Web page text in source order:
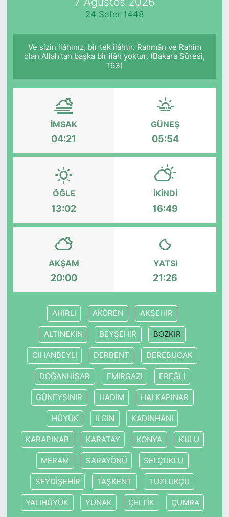
24 Safer 1448
Ve sizin ilâhınız, bir tek ilâhtır. Rahmân ve Rahîm
olan Allah'tan başka bir ilâh yoktur. (Bakara Sûresi,
163)
İMSAK
04:21
GÜNEŞ
05:54
ÖĞLE
13:02
İKINDI
16:49
AKŞAM
20:00
YATSI
21:26
AHIRLI AKÖREN AKŞEHİR
ALTINEKİN BEYŞEHİR BOZKIR
CİHANBEYLİ DERBENT DEREBUCAK
DOĞANHİSAR EMİRGAZİ EREĞLİ
GÜNEYSINIR HADİM HALKAPINAR
HÜYÜK ILGIN KADINHANI
KARAPINAR KARATAY KONYA KULU
MERAM SARAYÖNÜ SELÇUKLU
SEYDİŞEHİR TAŞKENT TUZLUKÇU
YALIHÜYÜK YUNAK ÇELTİK ÇUMRA